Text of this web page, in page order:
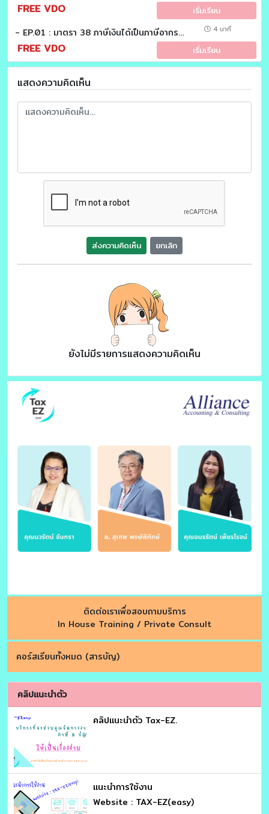
FREE VDO เริ่มเรียน
- EP.01 : มาตรา 38 ภาษีเงินได้เป็นภาษีอากรประเมิน : (วันละมาตรา) 4 นาที
FREE VDO เริ่มเรียน
แสดงความคิดเห็น
ส่งความคิดเห็น ยกเลิก
ยังไม่มีรายการแสดงความคิดเห็น
ติดต่อเราเพื่อสอบถามบริการ
In House Training / Private Consult
คอร์สเรียนทั้งหมด (สารบัญ)
คลิปแนะนำตัว
คลิปแนะนำตัว Tax-EZ.
เเนะนำการใช้งาน
Website : TAX-EZ(easy)